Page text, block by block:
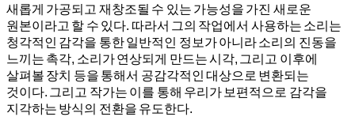
새롭게 가공되고 재창조될 수 있는 가능성을 가진 새로운
원본이라고 할 수 있다. 따라서 그의 작업에서 사용하는 소리는
청각적인 감각을 통한 일반적인 정보가 아니라 소리의 진동을
느끼는 촉각, 소리가 연상되게 만드는 시각, 그리고 이후에
살펴볼 장치 등을 통해서 공감각적인 대상으로 변환되는
것이다. 그리고 작가는 이를 통해 우리가 보편적으로 감각을
지각하는 방식의 전환을 유도한다.